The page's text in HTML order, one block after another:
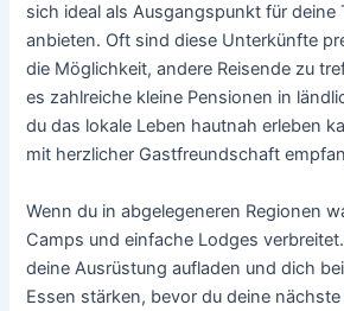
sich ideal als Ausgangspunkt für deine
anbieten. Oft sind diese Unterkünfte
die Möglichkeit, andere Reisende zu
es zahlreiche kleine Pensionen in
du das lokale Leben hautnah erleben
mit herzlicher Gastfreundschaft
Wenn du in abgelegeneren Regionen
Camps und einfache Lodges
deine Ausrüstung aufladen und dich
Essen stärken, bevor du deine